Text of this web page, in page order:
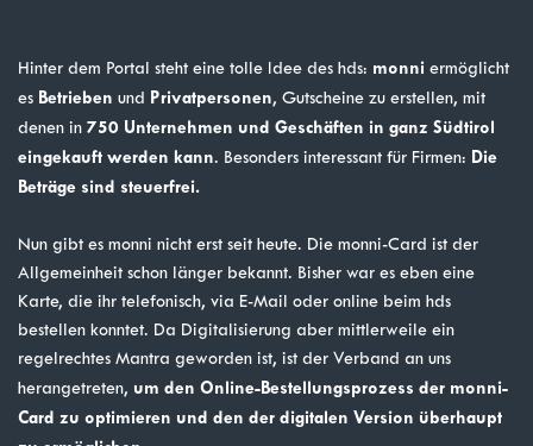
Hinter dem Portal steht eine tolle Idee des hds: monni ermöglicht
es Betrieben und Privatpersonen, Gutscheine zu erstellen, mit
denen in 750 Unternehmen und Geschäften in ganz Südtirol
eingekauft werden kann. Besonders interessant für Firmen: Die
Beträge sind steuerfrei.
Nun gibt es monni nicht erst seit heute. Die monni-Card ist der
Allgemeinheit schon länger bekannt. Bisher war es eben eine
Karte, die ihr telefonisch, via E-Mail oder online beim hds
bestellen konntet. Da Digitalisierung aber mittlerweile ein
regelrechtes Mantra geworden ist, ist der Verband an uns
herangetreten, um den Online-Bestellungsprozess der monni-
Card zu optimieren und den der digitalen Version überhaupt